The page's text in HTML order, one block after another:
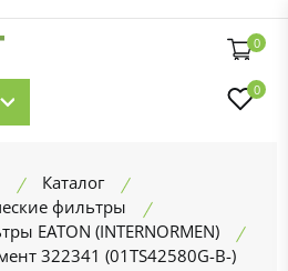
0
0
Каталог
фильтры
EATON (INTERNORMEN)
322341 (01TS42580G-B-)